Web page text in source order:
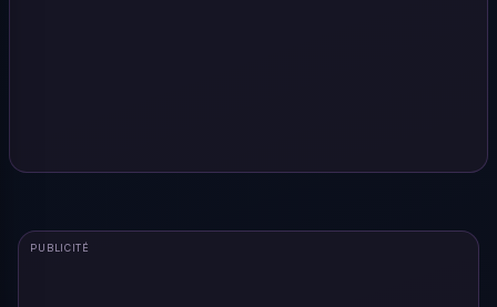
PUBLICITÉ